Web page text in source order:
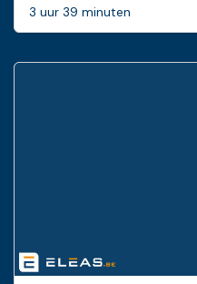
3 uur 39 minuten